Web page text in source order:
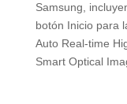
Samsung,
botón Inicio para
Auto Real-time
Smart Optical